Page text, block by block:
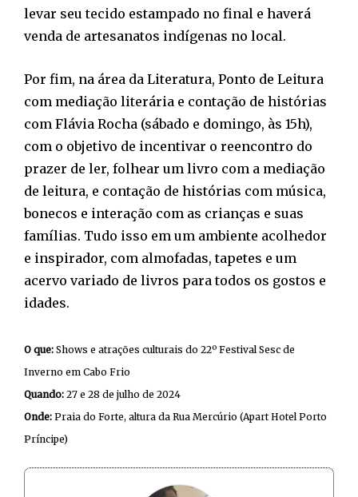
levar seu tecido estampado no final e haverá
venda de artesanatos indígenas no local.
Por fim, na área da Literatura, Ponto de Leitura
com mediação literária e contação de histórias
com Flávia Rocha (sábado e domingo, às 15h),
com o objetivo de incentivar o reencontro do
prazer de ler, folhear um livro com a mediação
de leitura, e contação de histórias com música,
bonecos e interação com as crianças e suas
famílias. Tudo isso em um ambiente acolhedor
e inspirador, com almofadas, tapetes e um
acervo variado de livros para todos os gostos e
idades.
O que: Shows e atrações culturais do 22º Festival Sesc de
Inverno em Cabo Frio
Quando: 27 e 28 de julho de 2024
Onde: Praia do Forte, altura da Rua Mercúrio (Apart Hotel Porto
Príncipe)